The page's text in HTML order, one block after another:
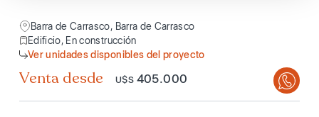
Barra de Carrasco, Barra de Carrasco
Edificio, En construcción
Ver unidades disponibles del proyecto
Venta desde U$S 405.000